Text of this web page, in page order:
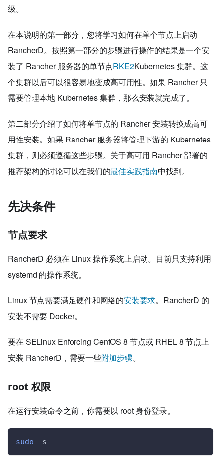
级。
在本说明的第一部分，您将学习如何在单个节点上启动
RancherD。按照第一部分的步骤进行操作的结果是一个安
装了 Rancher 服务器的单节点RKE2Kubernetes 集群。这
个集群以后可以很容易地变成高可用性。如果 Rancher 只
需要管理本地 Kubernetes 集群，那么安装就完成了。
第二部分介绍了如何将单节点的 Rancher 安装转换成高可
用性安装。如果 Rancher 服务器将管理下游的 Kubernetes
集群，则必须遵循这些步骤。关于高可用 Rancher 部署的
推荐架构的讨论可以在我们的最佳实践指南中找到。
先决条件
节点要求
RancherD 必须在 Linux 操作系统上启动。目前只支持利用
systemd 的操作系统。
Linux 节点需要满足硬件和网络的安装要求。RancherD 的
安装不需要 Docker。
要在 SELinux Enforcing CentOS 8 节点或 RHEL 8 节点上
安装 RancherD，需要一些附加步骤。
root 权限
在运行安装命令之前，你需要以 root 身份登录。
sudo -s